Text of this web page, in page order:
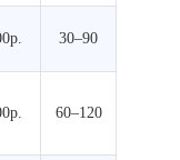
30–90
60–120